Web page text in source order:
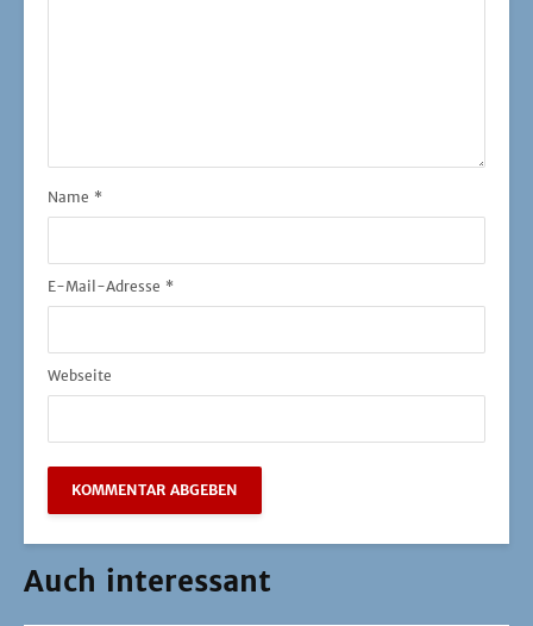
Name *
E-Mail-Adresse *
Webseite
Auch interessant